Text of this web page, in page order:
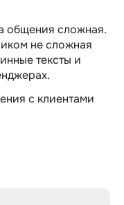
общения сложная.
не сложная
тексты и
с клиентами